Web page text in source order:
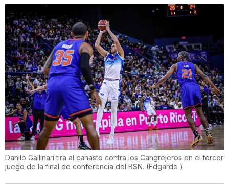
Danilo Gallinari tira al canasto contra los Cangrejeros en el tercer
juego de la final de conferencia del BSN. (Edgardo )